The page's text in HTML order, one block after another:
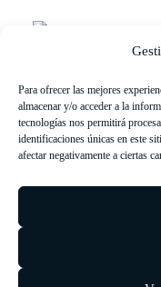
Para ofrecer las mejores
almacenar y/o acceder a la
tecnologías nos permitirá
identificaciones únicas en este
afectar negativamente a ciertas
LIBRERÍA
beneficiaria de Fondos
competitividad de las
Para ello ha contado
Cámara de Comercio